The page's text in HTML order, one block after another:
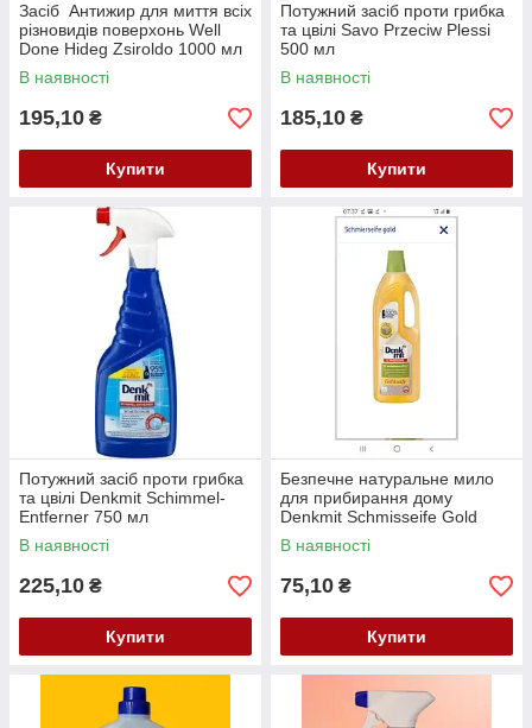
Засіб Антижир для миття всіх
різновидів поверхонь Well
Done Hideg Zsiroldo 1000 мл
(Пушкоджена етикетка)
В наявності
195,10 ₴
Купити
Потужний засіб проти грибка
та цвілі Savo Przeciw Plessi
500 мл
В наявності
185,10 ₴
Купити
Потужний засіб проти грибка
та цвілі Denkmit Schimmel-
Entferner 750 мл
В наявності
225,10 ₴
Купити
Безпечне натуральне мило
для прибирання дому
Denkmit Schmisseife Gold
1000 мл
В наявності
75,10 ₴
Купити